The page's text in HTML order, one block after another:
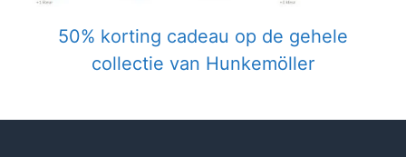
50% korting cadeau op de gehele
collectie van Hunkemöller